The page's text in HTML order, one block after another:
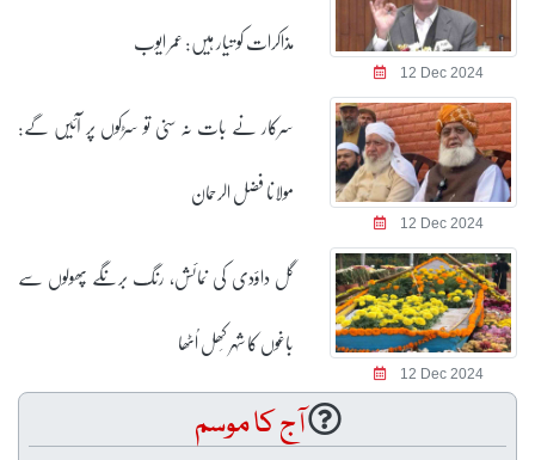
12 Dec 2024
مذاکرات کو تیار ہیں: عمر ایوب
12 Dec 2024
سرکار نے بات نہ سنی تو سڑکوں پر آئیں گے:
مولانا فضل الرحمان
12 Dec 2024
گل داؤدی کی نمائش، رنگ برنگے پھولوں سے
باغوں کا شہر کِھل اُٹھا
آج کا موسم